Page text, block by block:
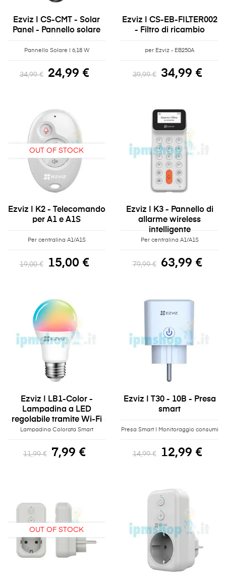
Ezviz | CS-CMT - Solar
Panel - Pannello solare
Pannello Solare | 6,18 W
34,99 € 24,99 €
Ezviz | CS-EB-FILTER002
- Filtro di ricambio
per Ezviz - EB250A
39,99 € 34,99 €
OUT OF STOCK
Ezviz | K2 - Telecomando
per A1 e A1S
Per centralina A1/A1S
19,00 € 15,00 €
Ezviz | K3 - Pannello di
allarme wireless
intelligente
Per centralina A1/A1S
79,99 € 63,99 €
Ezviz | LB1-Color -
Lampadina a LED
regolabile tramite Wi-Fi
Lampadina Colorata Smart
11,99 € 7,99 €
Ezviz | T30 - 10B - Presa
smart
Presa Smart | Monitoraggio consumi
14,99 € 12,99 €
OUT OF STOCK